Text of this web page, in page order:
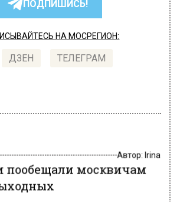
ПОДПИШИСЬ!
НА МОСРЕГИОН:
ДЗЕН ТЕЛЕГРАМ
Автор:Irina
пообещали москвичам